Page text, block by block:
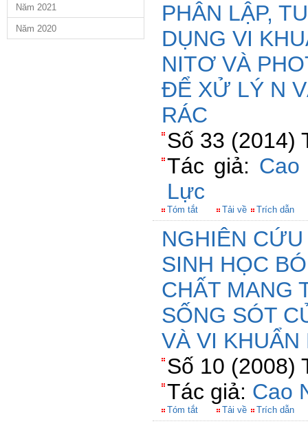
Năm 2021
Năm 2020
PHÂN LẬP,
DỤNG VI
NITƠ VÀ
ĐỂ XỬ LÝ N
RÁC
Số 33 (2014)
Tác giả:
Lực
Tóm tắt Tải về Trích dẫn
NGHIÊN
SINH HỌC
CHẤT MANG
SỐNG SÓT
VÀ VI KHUẨN
Số 10 (2008)
Tác giả: Cao
Tóm tắt Tải về Trích dẫn